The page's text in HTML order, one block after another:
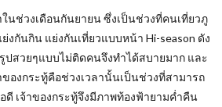
นช่วงเดือนกันยายน ซึ่งเป็นช่วงที่คนเที่ยวภู
งกันกิน แย่งกันเที่ยวแบบหน้า Hi-season ดัง
ปสวยๆแบบไม่ติดคนจึงทำได้สบายมาก และ
องกระทู้คือช่วงเวลานั้นเป็นช่วงที่สามารถ
ดี เจ้าของกระทู้จึงมีภาพท้องฟ้ายามค่ำคืน